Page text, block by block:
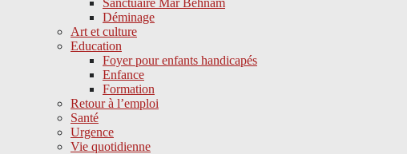
Déminage
Art et culture
Education
Foyer pour enfants handicapés
Enfance
Formation
Retour à l’emploi
Santé
Urgence
Vie quotidienne